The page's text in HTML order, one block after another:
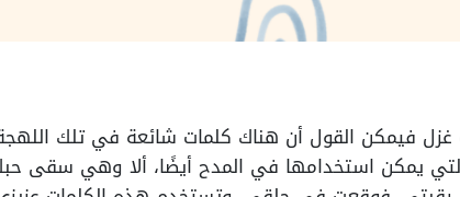
غزل فيمكن القول أن هناك كلمات شائعة في تلك
يمكن استخدامها في المدح أيضًا، ألا وهي سقى